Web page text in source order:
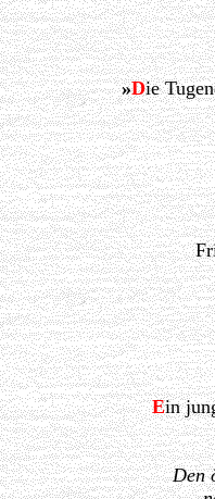
»Die
Ein
Den